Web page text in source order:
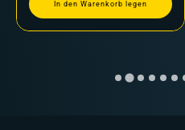
In den Warenkorb legen